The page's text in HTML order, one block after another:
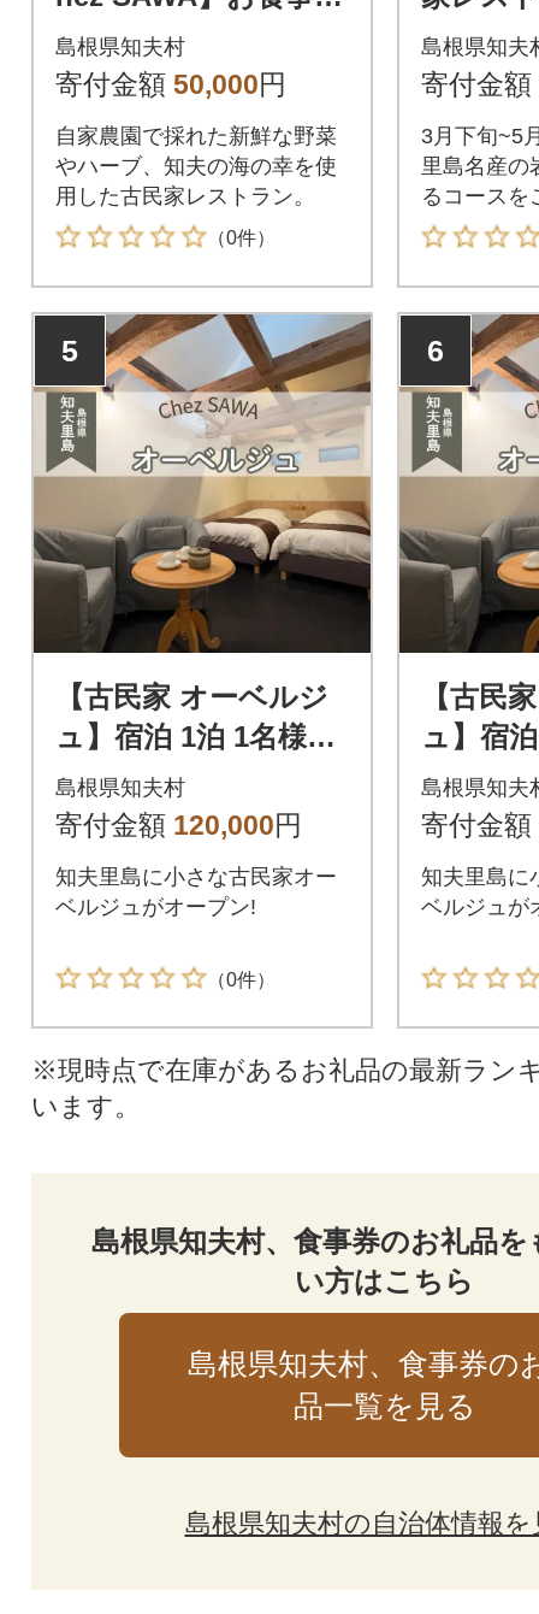
15,000円分 知夫里島
本格的 フレンチ こだ
島根県知夫村
寄付金額 50,000円
自家農園で採れた新鮮な野菜
やハーブ、知夫の海の幸を使
用した古民家レストラン。
（0件）
AWA(岩
ス) 本格
島根県知夫
寄付金額
3月下旬~5
里島名産の
るコースを
5
【古民家 オーベルジ
ュ】宿泊 1泊 1名様
(朝・夕食付き) くつろ
ぎ ゆとり 旅行 民泊
島根県知夫村
寄付金額 120,000円
知夫里島に小さな古民家オー
ベルジュがオープン!
（0件）
6
【古民
ュ】宿
(朝・夕食付
ぎ ゆと
島根県知夫
寄付金額
知夫里島に
ベルジュが
※現時点で在庫があるお礼品の最新ラン
います。
島根県知夫村、食事券のお礼品
い方はこちら
島根県知夫村、食事券の
品一覧を見る
島根県知夫村の自治体情報を